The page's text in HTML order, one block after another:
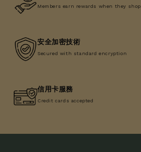
Members earn rewards when they shop
安全加密技術
Secured with standard encryption
信用卡服務
Credit cards accepted